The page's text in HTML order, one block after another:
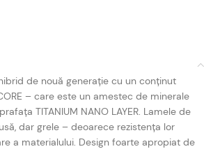
de nouă generație cu un conținut
– care este un amestec de minerale
TITANIUM NANO LAYER. Lamele de
dar grele – deoarece rezistența lor
a materialului. Design foarte apropiat de